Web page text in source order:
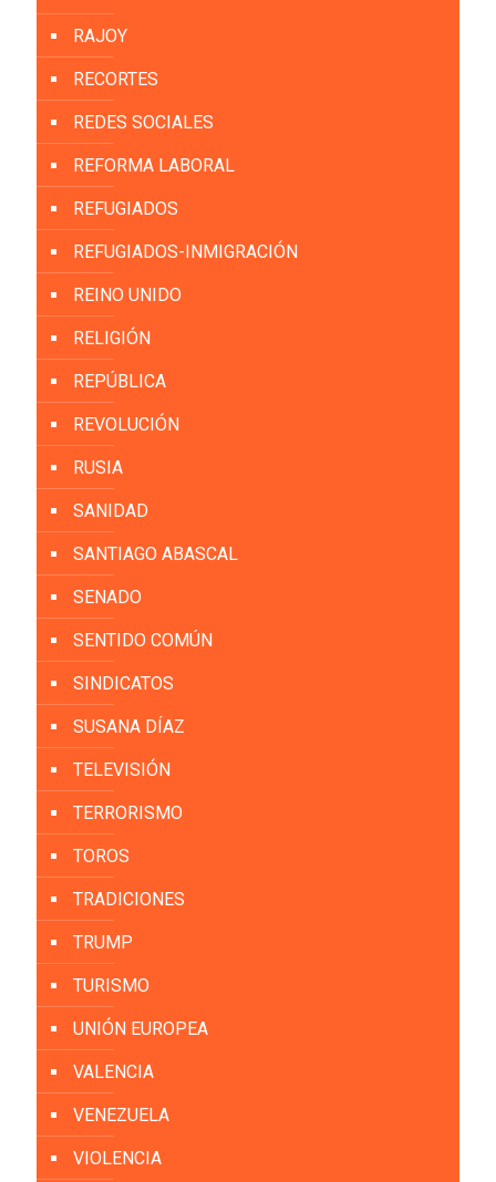
RAJOY
RECORTES
REDES SOCIALES
REFORMA LABORAL
REFUGIADOS
REFUGIADOS-INMIGRACIÓN
REINO UNIDO
RELIGIÓN
REPÚBLICA
REVOLUCIÓN
RUSIA
SANIDAD
SANTIAGO ABASCAL
SENADO
SENTIDO COMÚN
SINDICATOS
SUSANA DÍAZ
TELEVISIÓN
TERRORISMO
TOROS
TRADICIONES
TRUMP
TURISMO
UNIÓN EUROPEA
VALENCIA
VENEZUELA
VIOLENCIA